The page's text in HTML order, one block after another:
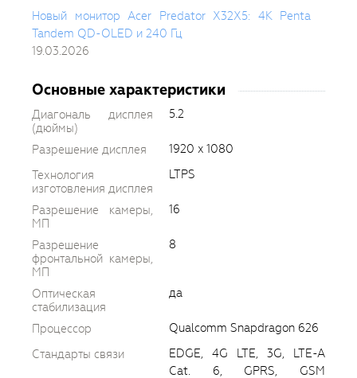
Новый монитор Acer Predator X32X5: 4K Penta
Tandem QD-OLED и 240 Гц
19.03.2026
Основные характеристики
Диагональ дисплея
(дюймы)
5.2
Разрешение дисплея
1920 x 1080
Технология
изготовления дисплея
LTPS
Разрешение камеры,
МП
16
Разрешение
фронтальной камеры,
МП
8
Оптическая
стабилизация
да
Процессор
Qualcomm Snapdragon 626
Стандарты связи
EDGE, 4G LTE, 3G, LTE-A
Cat. 6, GPRS, GSM